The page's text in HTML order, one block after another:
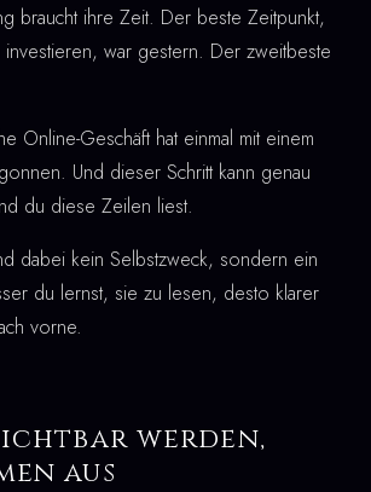
braucht ihre Zeit. Der beste Zeitpunkt,
investieren, war gestern. Der zweitbeste
Online-Geschäft hat einmal mit einem
Und dieser Schritt kann genau
du diese Zeilen liest.
dabei kein Selbstzweck, sondern ein
du lernst, sie zu lesen, desto klarer
vorne.
werden,
aus